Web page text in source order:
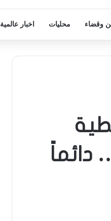
وقضاء محليات اخبار عالمية
دائماً